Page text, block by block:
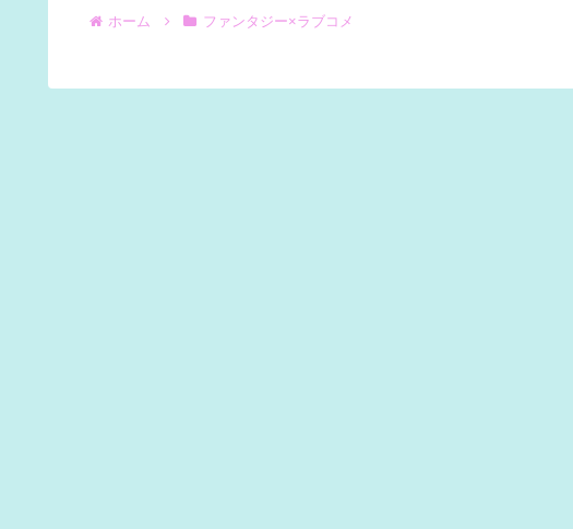
ホーム ファンタジー×ラブコメ